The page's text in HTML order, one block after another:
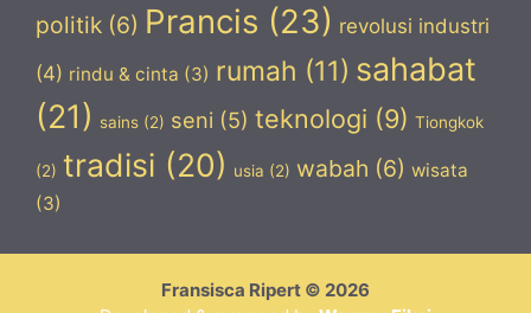
politik (6) Prancis (23) revolusi industri
(4) rindu & cinta (3) rumah (11) sahabat
(21) sains (2) seni (5) teknologi (9) Tiongkok
(2) tradisi (20) usia (2) wabah (6) wisata
(3)
Fransisca Ripert © 2026